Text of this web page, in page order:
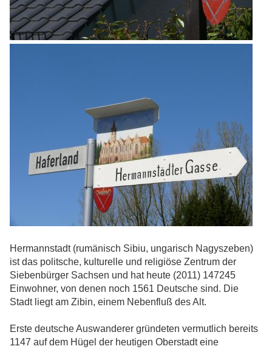
Hermannstadt (rumänisch Sibiu, ungarisch Nagyszeben)
ist das politsche, kulturelle und religiöse Zentrum der
Siebenbürger Sachsen und hat heute (2011) 147245
Einwohner, von denen noch 1561 Deutsche sind. Die
Stadt liegt am Zibin, einem Nebenfluß des Alt.
Erste deutsche Auswanderer gründeten vermutlich bereits
1147 auf dem Hügel der heutigen Oberstadt eine